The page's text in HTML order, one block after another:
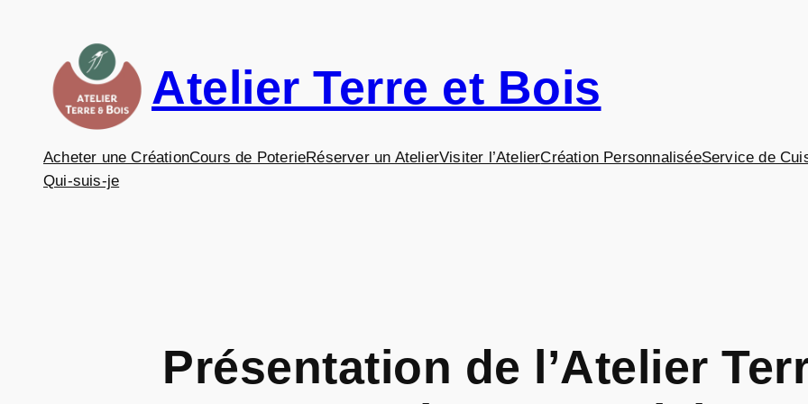
contenu
Atelier Terre et Bois
Acheter une CréationCours de PoterieRéserver un AtelierVisiter l’AtelierCréation PersonnaliséeService de
Qui-suis-je
Présentation de l’Atelier